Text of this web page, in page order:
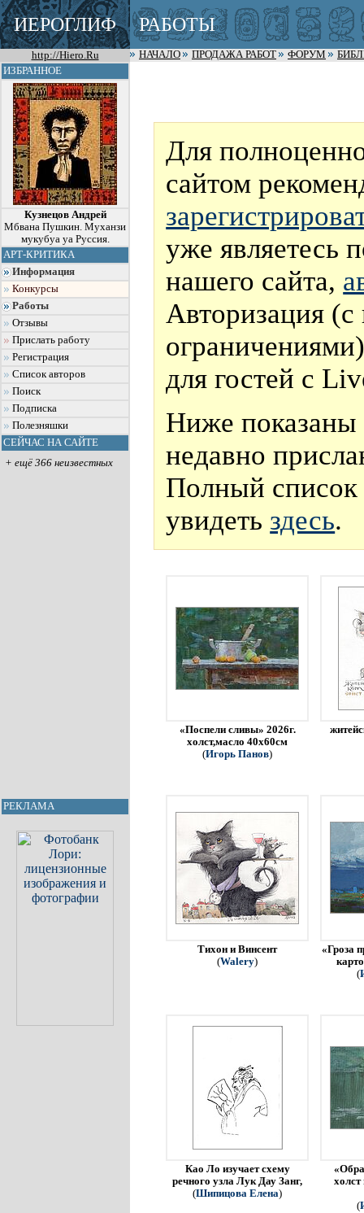
ИЕРОГЛИФ РАБОТЫ
http://Hiero.Ru НАЧАЛО ПРОДАЖА РАБОТ ФОРУМ
ИЗБРАННОЕ
Кузнецов Андрей
Мбвана Пушкин. Муханзи
мукубуа уа Руссия.
АРТ-КРИТИКА
Информация
Конкурсы
Работы
Отзывы
Прислать работу
Регистрация
Список авторов
Поиск
Подписка
Полезняшки
СЕЙЧАС НА САЙТЕ
+ ещё 366 неизвестных
РЕКЛАМА
Для
сайтом
уже являетесь
нашего сайта,
Авторизация
для гостей с
Ниже показаны
недавно
Полный
увидеть здесь.
«Поспели сливы» 2026г.
холст,масло 40х60см
(Игорь Панов)
Тихон и Винсент
(Walery)
«Гроза
(
Као Ло изучает схему
речного узла Лук Дау Занг,
(Шипицова Елена)
холст
(